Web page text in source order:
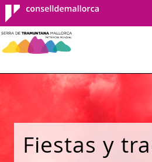
Consell de
Mallorca
Fiestas y